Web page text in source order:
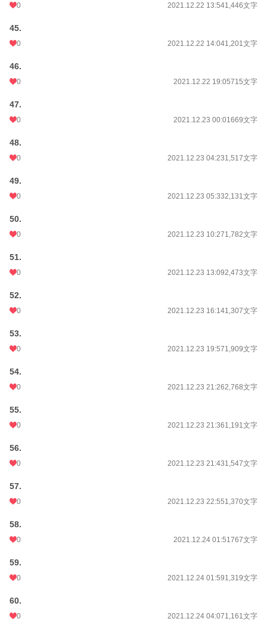
0 2021.12.22 13:541,446文字
45.
0 2021.12.22 14:041,201文字
46.
0 2021.12.22 19:05715文字
47.
0 2021.12.23 00:01669文字
48.
0 2021.12.23 04:231,517文字
49.
0 2021.12.23 05:332,131文字
50.
0 2021.12.23 10:271,782文字
51.
0 2021.12.23 13:092,473文字
52.
0 2021.12.23 16:141,307文字
53.
0 2021.12.23 19:571,909文字
54.
0 2021.12.23 21:262,768文字
55.
0 2021.12.23 21:361,191文字
56.
0 2021.12.23 21:431,547文字
57.
0 2021.12.23 22:551,370文字
58.
0 2021.12.24 01:51767文字
59.
0 2021.12.24 01:591,319文字
60.
0 2021.12.24 04:071,161文字